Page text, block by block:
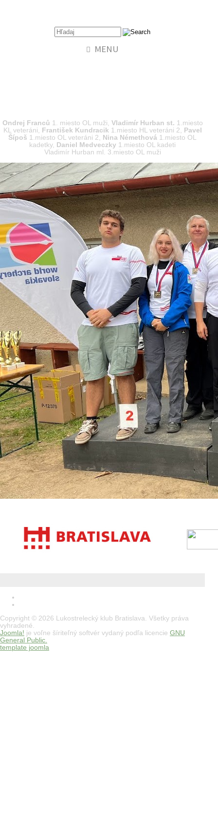
MENU
Ondrej Franců 1. miesto OL muži, Vladimír Hurban st. 1.miesto
KL veteráni, František Kundracik1.miesto HL veteráni 2, Pavel
Šípoš 1.miesto OL veteráni 2, Nina Némethová 1.miesto OL
kadetky, Daniel Medveczky 1.miesto OL kadeti
Vladimír Hurban ml. 3.miesto OL muži
Copyright © 2026 Lukostrelecký klub Bratislava. Všetky práva
vyhradené.
Joomla! je voľne šíriteľný softvér vydaný podľa licencie GNU
General Public.
template joomla